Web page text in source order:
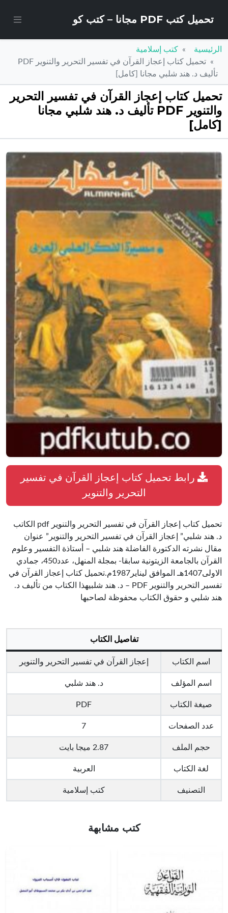
تحميل كتب PDF مجانا – كتب كو
الرئيسية
كتب إسلامية
تحميل كتاب إعجاز القرآن في تفسير التحرير والتنوير PDF
تأليف د. هند شلبي مجانا [كامل]
تحميل كتاب إعجاز القرآن في تفسير التحرير
والتنوير PDF تأليف د. هند شلبي مجانا
[كامل]
رابط تحميل كتاب إعجاز القرآن في تفسير
التحرير والتنوير
تحميل كتاب إعجاز القرآن في تفسير التحرير والتنوير pdf الكاتب
د. هند شلبي” إعجاز القرآن في تفسير التحرير والتنوير” عنوان
مقال نشرته الدكتورة الفاضلة هند شلبي – أستاذة التفسير وعلوم
القرآن بالجامعة الزيتونية سابقا- بمجلة المنهل، عدد450، جمادي
الاولى1407هـ الموافق ليناير1987م.تحميل كتاب إعجاز القرآن في
تفسير التحرير والتنوير PDF – د. هند شلبيهذا الكتاب من تأليف د.
هند شلبي و حقوق الكتاب محفوظة لصاحبها
تفاصيل الكتاب
اسم الكتاب إعجاز القرآن في تفسير التحرير والتنوير
اسم المؤلف د. هند شلبي
صيغة الكتاب PDF
عدد الصفحات 7
حجم الملف 2.87 ميجا بايت
لغة الكتاب العربية
التصنيف كتب إسلامية
كتب مشابهة